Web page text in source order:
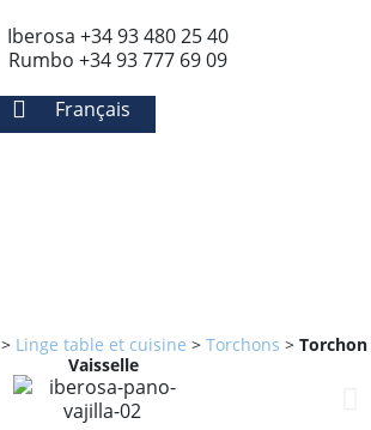
Iberosa +34 93 480 25 40
Rumbo +34 93 777 69 09
Français
> Linge table et cuisine > Torchons > Torchon
Vaisselle